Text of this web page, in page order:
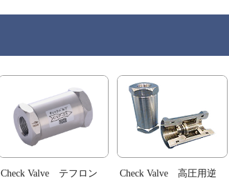
Check Valve テフロン
Check Valve 高圧用逆